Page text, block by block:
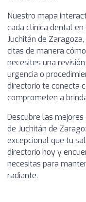
Nuestro mapa
cada clínica dental en
Juchitán de
citas de manera
necesites una
urgencia o
directorio te conecta
comprometen a
Descubre las mejores
de Juchitán de
excepcional que tu
directorio hoy y
necesitas para
radiante.